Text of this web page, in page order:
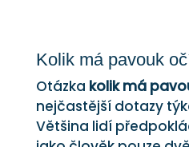
Kolik má pavouk
Otázka kolik má
nejčastější dotazy
Většina lidí